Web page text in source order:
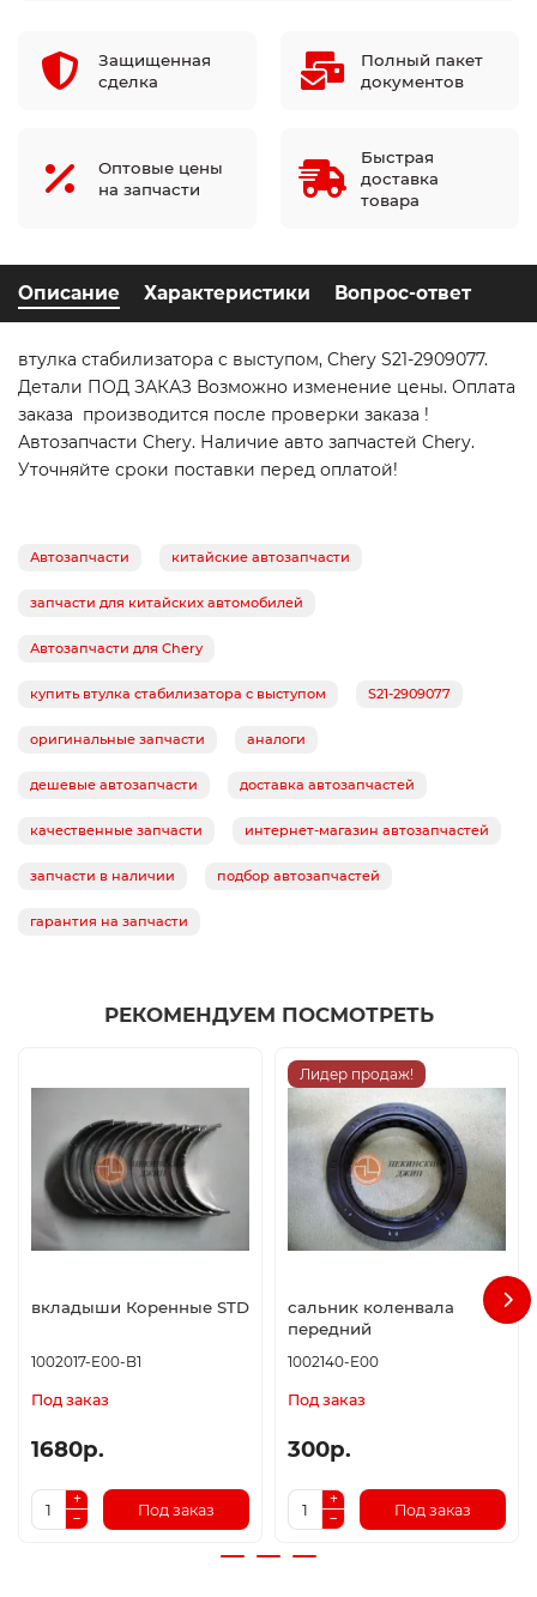
Защищенная
сделка
Полный пакет
документов
Оптовые цены
на запчасти
Быстрая
доставка
товара
Описание Характеристики Вопрос-ответ
втулка стабилизатора с выступом, Chery S21-2909077.
Детали ПОД ЗАКАЗ Возможно изменение цены. Оплата
заказа производится после проверки заказа !
Автозапчасти Chery. Наличие авто запчастей Chery.
Уточняйте сроки поставки перед оплатой!
Автозапчасти китайские автозапчасти
запчасти для китайских автомобилей
Автозапчасти для Chery
купить втулка стабилизатора с выступом S21-2909077
оригинальные запчасти аналоги
дешевые автозапчасти доставка автозапчастей
качественные запчасти интернет-магазин автозапчастей
запчасти в наличии подбор автозапчастей
гарантия на запчасти
РЕКОМЕНДУЕМ ПОСМОТРЕТЬ
вкладыши Коренные STD
1002017-E00-B1
Под заказ
1680р.
Под заказ
Лидер продаж!
сальник коленвала
передний
1002140-E00
Под заказ
300р.
Под заказ